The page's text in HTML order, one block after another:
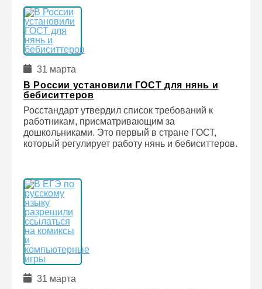
31 марта
В России установили ГОСТ для нянь и
бебиситтеров
Росстандарт утвердил список требований к
работникам, присматривающим за
дошкольниками. Это первый в стране ГОСТ,
который регулирует работу нянь и бебиситтеров.
31 марта